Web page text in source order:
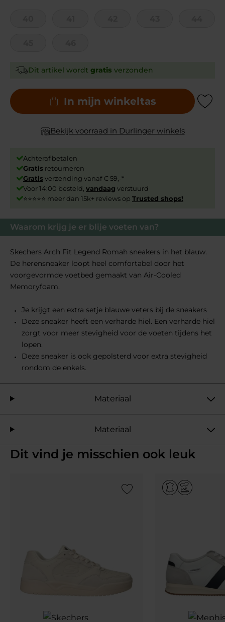
Waarom krijg je er blije voeten van?
Skechers Arch Fit Legend Romah sneakers in het blauw.
De herensneaker loopt heel comfortabel door het
voorgevormde voetbed gemaakt van Air-Cooled
Memoryfoam.
Je krijgt een extra setje blauwe veters bij de sneakers
Deze sneaker heeft een verharde hiel. Een verharde hiel
zorgt voor meer stevigheid voor de voeten tijdens het
lopen.
Deze sneaker is ook gepolsterd voor extra stevigheid
rondom de enkels.
Materiaal
Materiaal
Dit artikel wordt gratis verzonden
In mijn winkeltas Add to
Bekijk voorraad in Durlinger winkels
Achteraf betalen
Gratis retourneren
Gratisverzending vanaf € 59,-*
Voor 14:00 besteld, vandaag verstuurd
⭐⭐⭐⭐⭐ meer dan 15k+ reviews op Trusted shops!
Dit vind je misschien ook leuk
Add to Wishlist